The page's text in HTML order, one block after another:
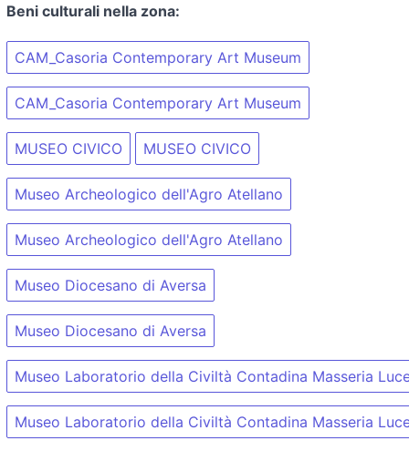
Beni culturali nella zona:
CAM_Casoria Contemporary Art Museum
CAM_Casoria Contemporary Art Museum
MUSEO CIVICO MUSEO CIVICO
Museo Archeologico dell'Agro Atellano
Museo Archeologico dell'Agro Atellano
Museo Diocesano di Aversa
Museo Diocesano di Aversa
Museo Laboratorio della Civiltà Contadina Masseria
Museo Laboratorio della Civiltà Contadina Masseria